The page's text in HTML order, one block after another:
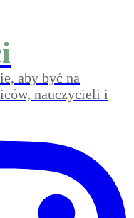
aby być na
nauczycieli i